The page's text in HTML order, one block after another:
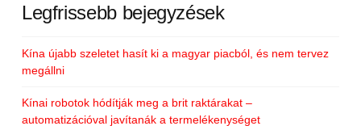
Legfrissebb bejegyzések
Kína újabb szeletet hasít ki a magyar piacból, és nem tervez
megállni
Kínai robotok hódítják meg a brit raktárakat –
automatizációval javítanák a termelékenységet